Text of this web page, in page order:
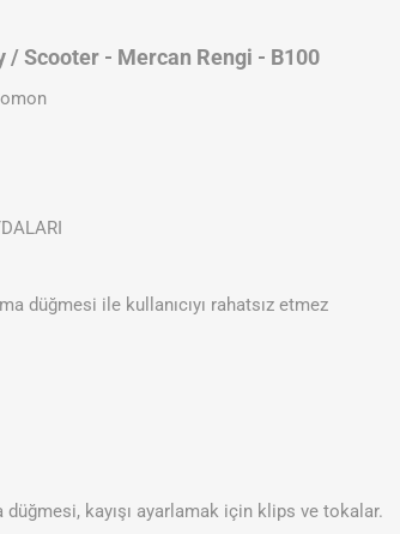
/ Scooter - Mercan Rengi - B100
düğmesi ile kullanıcıyı rahatsız etmez
düğmesi, kayışı ayarlamak için klips ve tokalar.